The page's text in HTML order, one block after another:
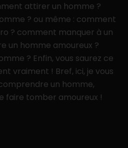
attirer un homme ?
? ou même : comment
? comment manquer à un
un homme amoureux ?
? Enfin, vous saurez ce
vraiment ! Bref, ici, je vous
un homme,
faire tomber amoureux !